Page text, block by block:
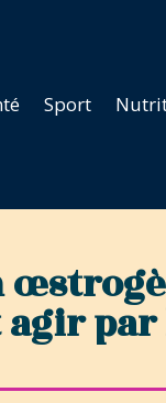
Sport